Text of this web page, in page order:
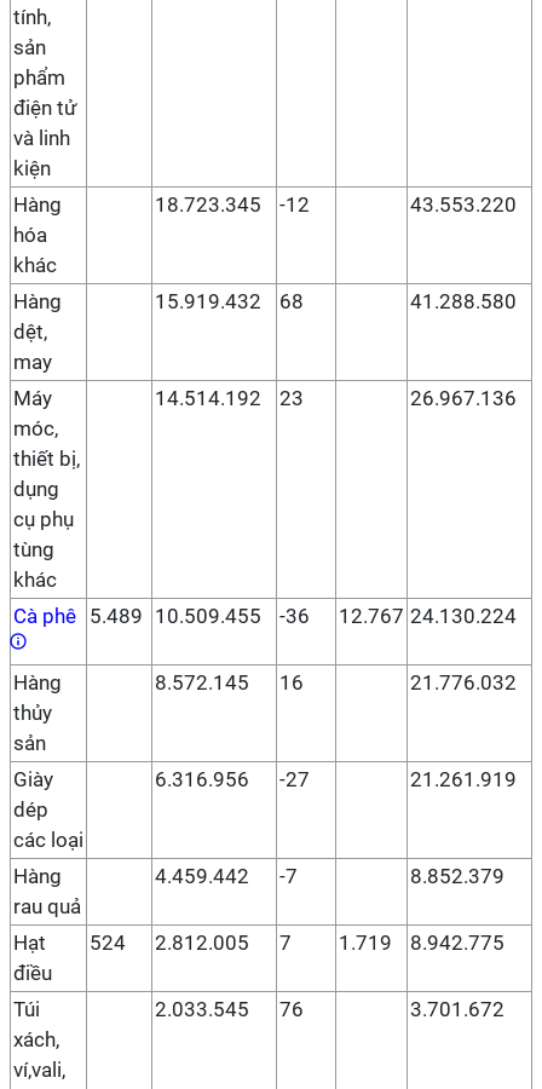
tính,
sản
phẩm
điện tử
và linh
kiện
Hàng
hóa
khác
18.723.345 -12 43.553.220
Hàng
dệt,
may
15.919.432 68 41.288.580
Máy
móc,
thiết bị,
dụng
cụ phụ
tùng
khác
14.514.192 23 26.967.136
Cà phê 5.489 10.509.455 -36 12.767 24.130.224
Hàng
thủy
sản
8.572.145 16 21.776.032
Giày
dép
các loại
6.316.956 -27 21.261.919
Hàng
rau quả
4.459.442 -7 8.852.379
Hạt
điều
524 2.812.005 7 1.719 8.942.775
Túi
xách,
ví,vali,
2.033.545 76 3.701.672